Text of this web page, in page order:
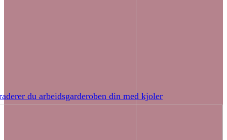
du arbeidsgarderoben din med kjoler